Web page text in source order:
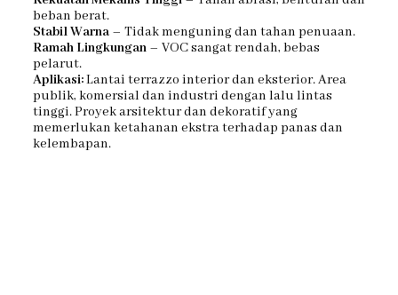
beban berat.
Stabil Warna– Tidak menguning dan tahan penuaan.
Ramah Lingkungan– VOC sangat rendah, bebas
pelarut.
Aplikasi:Lantai terrazzo interior dan eksterior. Area
publik, komersial dan industri dengan lalu lintas
tinggi. Proyek arsitektur dan dekoratif yang
memerlukan ketahanan ekstra terhadap panas dan
kelembapan.